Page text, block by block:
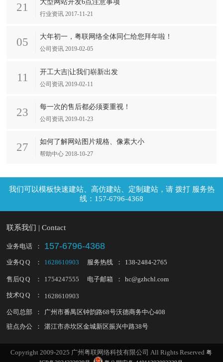
21 大型网站开发6点注意事项
行业资讯 2017-11-21
05 大年初一，粤联网络全体同仁给您拜年啦！
公司资讯 2019-02-05
11 开工大吉|让我们崭新出发
公司资讯 2019-02-11
23 每一次的售后都必须要重视！
公司资讯 2019-01-23
27 如何了解网站图片规格、像素大小
帮助中心 2018-10-27
拨打 服务热
线：157-6796-4368
联系我们 | Contact
业务电话 ： 157-6796-4368
业务Q Q ： 1628610903 服务热线 ： 138-2484-2765
售后Q Q ： 1754247555 电子邮箱 ： hc@gzhchl.com
技术Q Q ： 1628610903
公司总部 ：
广州市番禺区钟韵路68号沃德商务中心408
驻点办公
： 湛江市赤坎区金城新区振兴中路38号
Copyright 2009-2025 广州粤联网络科技有限公司 All Rights Reserved粤